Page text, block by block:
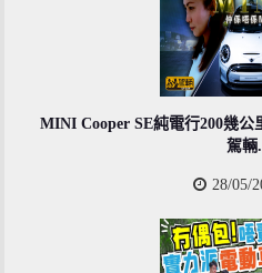
MINI Cooper SE純電行200幾
駕輛
28/05/